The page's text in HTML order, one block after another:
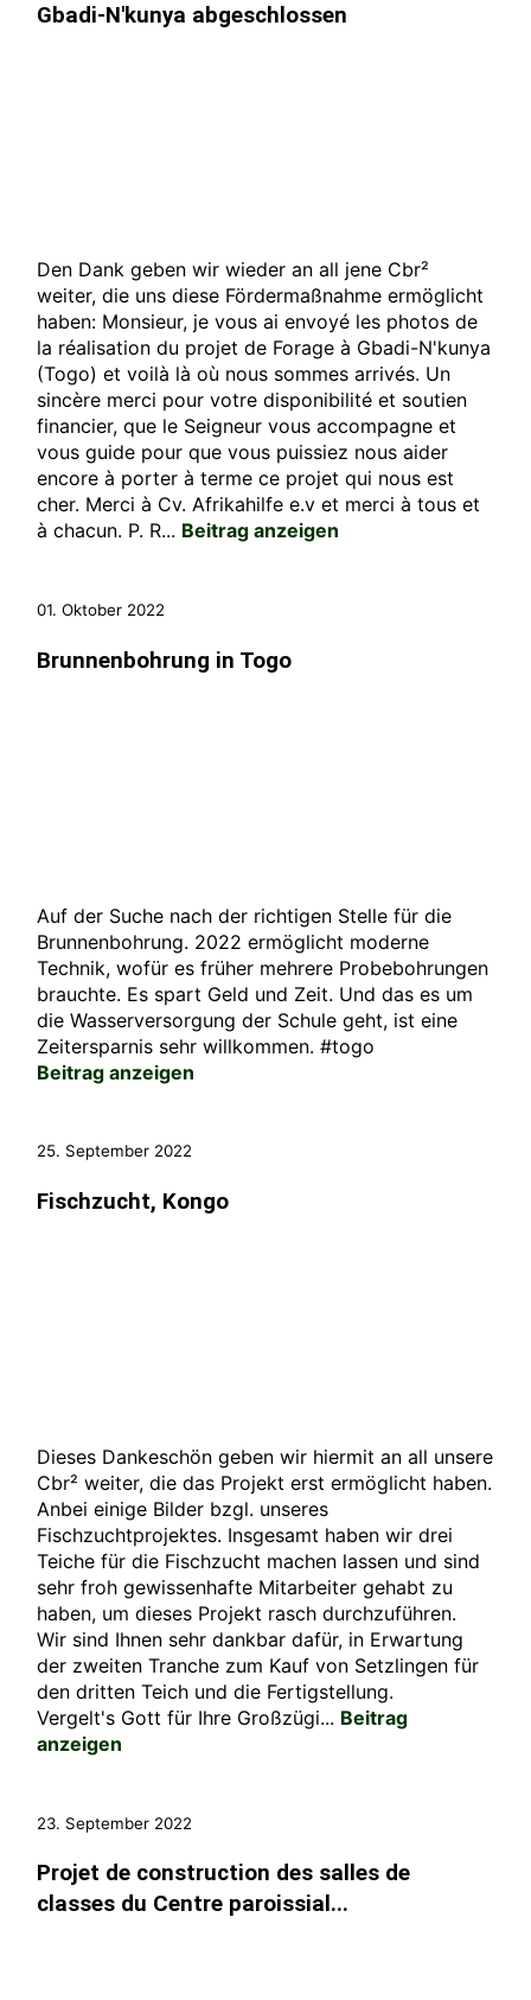
Gbadi-N'kunya abgeschlossen
Den Dank geben wir wieder an all jene Cbr²
weiter, die uns diese Fördermaßnahme ermöglicht
haben: Monsieur, je vous ai envoyé les photos de
la réalisation du projet de Forage à Gbadi-N'kunya
(Togo) et voilà là où nous sommes arrivés. Un
sincère merci pour votre disponibilité et soutien
financier, que le Seigneur vous accompagne et
vous guide pour que vous puissiez nous aider
encore à porter à terme ce projet qui nous est
cher. Merci à Cv. Afrikahilfe e.v et merci à tous et
à chacun. P. R... Beitrag anzeigen
01. Oktober 2022
Brunnenbohrung in Togo
Auf der Suche nach der richtigen Stelle für die
Brunnenbohrung. 2022 ermöglicht moderne
Technik, wofür es früher mehrere Probebohrungen
brauchte. Es spart Geld und Zeit. Und das es um
die Wasserversorgung der Schule geht, ist eine
Zeitersparnis sehr willkommen. #togo
Beitrag anzeigen
25. September 2022
Fischzucht, Kongo
Dieses Dankeschön geben wir hiermit an all unsere
Cbr² weiter, die das Projekt erst ermöglicht haben.
Anbei einige Bilder bzgl. unseres
Fischzuchtprojektes. Insgesamt haben wir drei
Teiche für die Fischzucht machen lassen und sind
sehr froh gewissenhafte Mitarbeiter gehabt zu
haben, um dieses Projekt rasch durchzuführen.
Wir sind Ihnen sehr dankbar dafür, in Erwartung
der zweiten Tranche zum Kauf von Setzlingen für
den dritten Teich und die Fertigstellung.
Vergelt's Gott für Ihre Großzügi... Beitrag
anzeigen
23. September 2022
Projet de construction des salles de
classes du Centre paroissial...